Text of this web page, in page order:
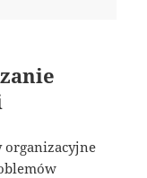
organizacyjne